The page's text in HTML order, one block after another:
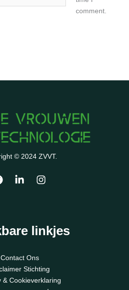
comment.
© 2024 ZVVT.
linkjes
Contact Ons
Stichting
& Cookieverklaring